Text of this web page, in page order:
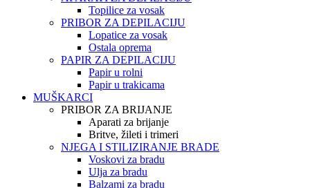
Topilice za vosak
PRIBOR ZA DEPILACIJU
Lopatice za vosak
Ostala oprema
PAPIR ZA DEPILACIJU
Papir u rolni
Papir u trakicama
MUŠKARCI
PRIBOR ZA BRIJANJE
Aparati za brijanje
Britve, žileti i trimeri
NJEGA I STILIZIRANJE BRADE
Voskovi za bradu
Ulja za bradu
Balzami za bradu